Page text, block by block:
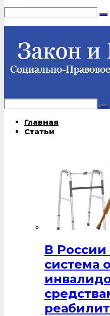
Главная
Статьи
В России
система